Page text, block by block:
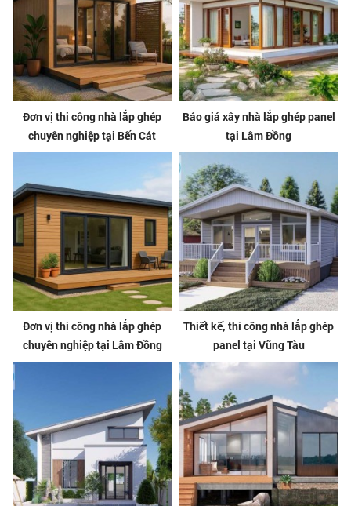
Đơn vị thi công nhà lắp ghép
chuyên nghiệp tại Bến Cát
Báo giá xây nhà lắp ghép panel
tại Lâm Đồng
Đơn vị thi công nhà lắp ghép
chuyên nghiệp tại Lâm Đồng
Thiết kế, thi công nhà lắp ghép
panel tại Vũng Tàu